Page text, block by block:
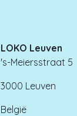
LOKO Leuven
's-Meiersstraat 5
3000 Leuven
België